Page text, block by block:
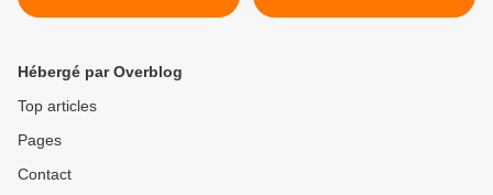
Hébergé par Overblog
Top articles
Pages
Contact